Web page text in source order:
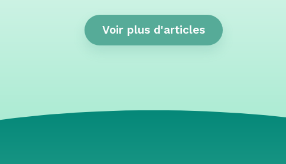
Voir plus d'articles